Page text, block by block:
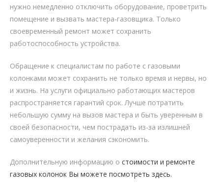
нужно немедленно отключить оборудование, проветрить
помещение и вызвать мастера-газовщика. Только
своевременный ремонт может сохранить
работоспособность устройства.
Обращение к специалистам по работе с газовыми
колонками может сохранить не только время и нервы, но
и жизнь. На услуги официально работающих мастеров
распространяется гарантий срок. Лучше потратить
небольшую сумму на вызов мастера и быть уверенным в
своей безопасности, чем пострадать из-за излишней
самоуверенности и желания сэкономить.
Дополнительную информацию о стоимости и ремонте
газовых колонок Вы можете посмотреть здесь.